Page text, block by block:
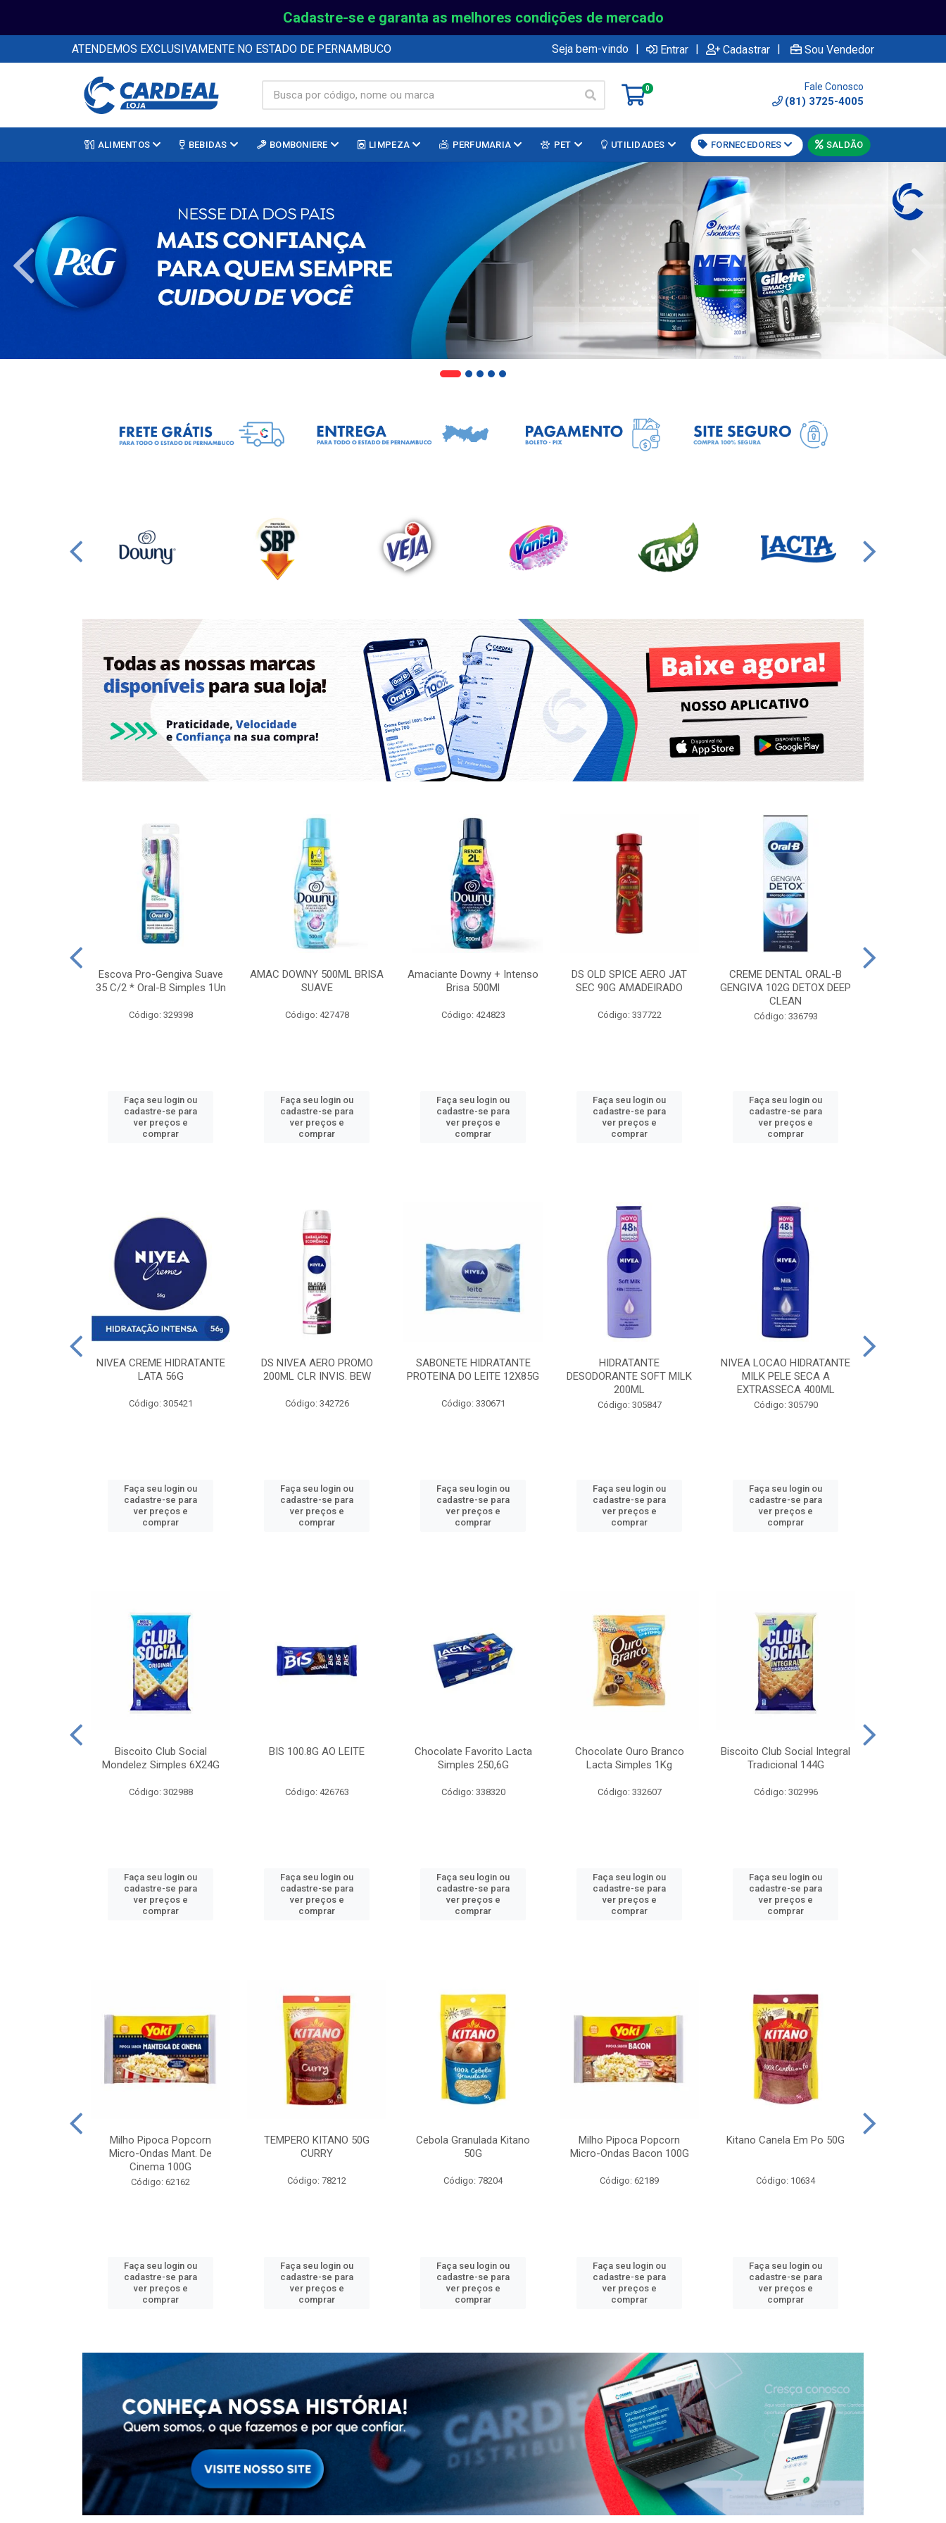
Cadastre-se e garanta as melhores condições de mercado
ATENDEMOS EXCLUSIVAMENTE NO ESTADO DE PERNAMBUCO Seja bem-vindo | Entrar | Cadastrar | Sou Vendedor
0 Fale Conosco
(81) 3725-4005
ALIMENTOS BEBIDAS BOMBONIERE LIMPEZA PERFUMARIA PET UTILIDADES FORNECEDORES SALDÃO
Escova Pro-Gengiva Suave
35 C/2 * Oral-B Simples 1Un
Código: 329398
Faça seu login ou
cadastre-se para
ver preços e
comprar
AMAC DOWNY 500ML BRISA
SUAVE
Código: 427478
Faça seu login ou
cadastre-se para
ver preços e
comprar
Amaciante Downy + Intenso
Brisa 500Ml
Código: 424823
Faça seu login ou
cadastre-se para
ver preços e
comprar
DS OLD SPICE AERO JAT
SEC 90G AMADEIRADO
Código: 337722
Faça seu login ou
cadastre-se para
ver preços e
comprar
CREME DENTAL ORAL-B
GENGIVA 102G DETOX DEEP
CLEAN
Código: 336793
Faça seu login ou
cadastre-se para
ver preços e
comprar
NIVEA CREME HIDRATANTE
LATA 56G
Código: 305421
Faça seu login ou
cadastre-se para
ver preços e
comprar
DS NIVEA AERO PROMO
200ML CLR INVIS. BEW
Código: 342726
Faça seu login ou
cadastre-se para
ver preços e
comprar
SABONETE HIDRATANTE
PROTEINA DO LEITE 12X85G
Código: 330671
Faça seu login ou
cadastre-se para
ver preços e
comprar
HIDRATANTE
DESODORANTE SOFT MILK
200ML
Código: 305847
Faça seu login ou
cadastre-se para
ver preços e
comprar
NIVEA LOCAO HIDRATANTE
MILK PELE SECA A
EXTRASSECA 400ML
Código: 305790
Faça seu login ou
cadastre-se para
ver preços e
comprar
Biscoito Club Social
Mondelez Simples 6X24G
Código: 302988
Faça seu login ou
cadastre-se para
ver preços e
comprar
BIS 100.8G AO LEITE
Código: 426763
Faça seu login ou
cadastre-se para
ver preços e
comprar
Chocolate Favorito Lacta
Simples 250,6G
Código: 338320
Faça seu login ou
cadastre-se para
ver preços e
comprar
Chocolate Ouro Branco
Lacta Simples 1Kg
Código: 332607
Faça seu login ou
cadastre-se para
ver preços e
comprar
Biscoito Club Social Integral
Tradicional 144G
Código: 302996
Faça seu login ou
cadastre-se para
ver preços e
comprar
Milho Pipoca Popcorn
Micro-Ondas Mant. De
Cinema 100G
Código: 62162
Faça seu login ou
cadastre-se para
ver preços e
comprar
TEMPERO KITANO 50G
CURRY
Código: 78212
Faça seu login ou
cadastre-se para
ver preços e
comprar
Cebola Granulada Kitano
50G
Código: 78204
Faça seu login ou
cadastre-se para
ver preços e
comprar
Milho Pipoca Popcorn
Micro-Ondas Bacon 100G
Código: 62189
Faça seu login ou
cadastre-se para
ver preços e
comprar
Kitano Canela Em Po 50G
Código: 10634
Faça seu login ou
cadastre-se para
ver preços e
comprar